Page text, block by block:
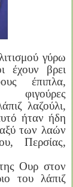
γύρω
έχουν βρει
έπιπλα,
φιγούρες
λαζούλι,
ήταν ήδη
των λαών
Περσίας,
Ουρ στον
του λάπιζ